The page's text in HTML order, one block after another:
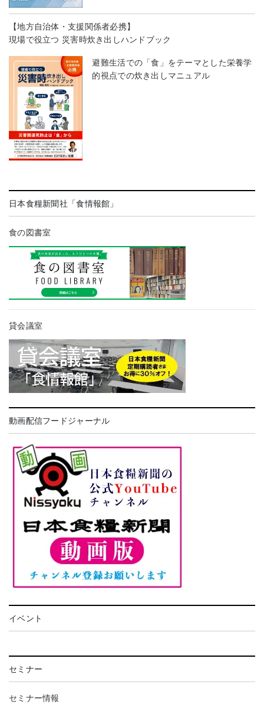
【地方自治体・支援関係者必携】
現場で役立つ 災害時炊き出しハンドブック
避難生活での「食」をテーマとした栄養学
的視点での炊き出しマニュアル
日本食糧新聞社「食情報館」
食の図書室
貸会議室
動画配信フードジャーナル
イベント
セミナー
セミナー情報